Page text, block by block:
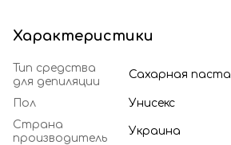
Характеристики
Тип средства
для депиляции
Сахарная паста
Пол
Унисекс
Страна
производитель
Украина